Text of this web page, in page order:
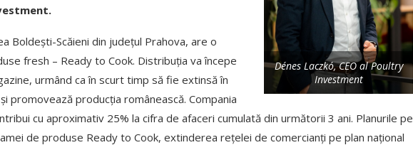
Dénes Laczkó, CEO al Poultry
Investment
Boldești-Scăieni din județul Prahova, are o
fresh – Ready to Cook. Distribuția va începe
urmând ca în scurt timp să fie extinsă în
promovează producția românească. Compania
cu aproximativ 25% la cifra de afaceri cumulată din următorii 3 ani. Planurile pe
de produse Ready to Cook, extinderea rețelei de comercianți pe plan național